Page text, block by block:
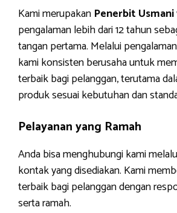
Kami merupakan Penerbit Usmani
pengalaman lebih dari 12 tahun
tangan pertama. Melalui
kami konsisten berusaha untuk
terbaik bagi pelanggan, terutama
produk sesuai kebutuhan dan
Pelayanan yang Ramah
Anda bisa menghubungi kami
kontak yang disediakan. Kami
terbaik bagi pelanggan dengan
serta ramah.